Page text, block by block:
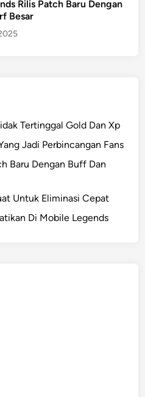
Rilis Patch Baru Dengan
Besar
Tertinggal Gold Dan Xp
Jadi Perbincangan Fans
Baru Dengan Buff Dan
Untuk Eliminasi Cepat
Di Mobile Legends